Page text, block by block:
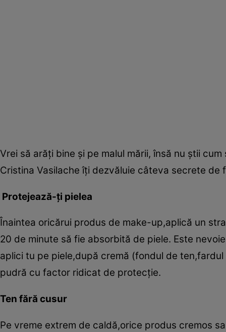
Vrei să arăţi bine şi pe malul mării, însă nu ştii
Cristina Vasilache îţi dezvăluie câteva secrete
Protejează-ţi pielea
Înaintea oricărui produs de make-up,aplică un
20 de minute să fie absorbită de piele. Este
aplici tu pe piele,după cremă (fondul de
pudră cu factor ridicat de protecţie.
Ten fără cusur
Pe vreme extrem de caldă,orice produs cremos